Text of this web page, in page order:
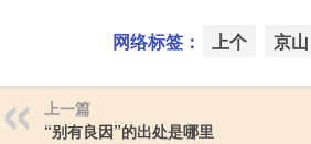
网络标签： 上个 京山
上一篇
“别有良因”的出处是哪里